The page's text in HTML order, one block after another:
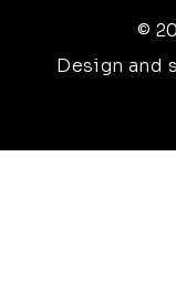
©
Design and